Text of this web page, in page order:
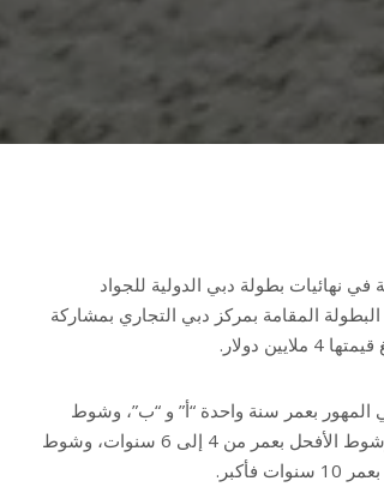
في نهائيات بطولة دبي الدولية للجواد
من البطولة المقامة بمركز دبي التجاري بمشاركة
لفئتي المهور بعمر سنة واحدة “أ” و “ب”، وشوط
المهور عمر سنتين، وشوط المهور عم ثلاث سنوات، وشوط الأفحل بعمر من 4 إلى 6 سنوات، وشوط